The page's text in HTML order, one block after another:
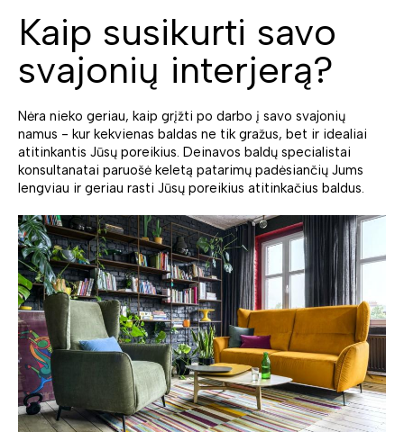
Kaip susikurti savo
svajonių interjerą?
Nėra nieko geriau, kaip grįžti po darbo į savo svajonių
namus - kur kekvienas baldas ne tik gražus, bet ir idealiai
atitinkantis Jūsų poreikius. Deinavos baldų specialistai
konsultanatai paruošė keletą patarimų padėsiančių Jums
lengviau ir geriau rasti Jūsų poreikius atitinkačius baldus.